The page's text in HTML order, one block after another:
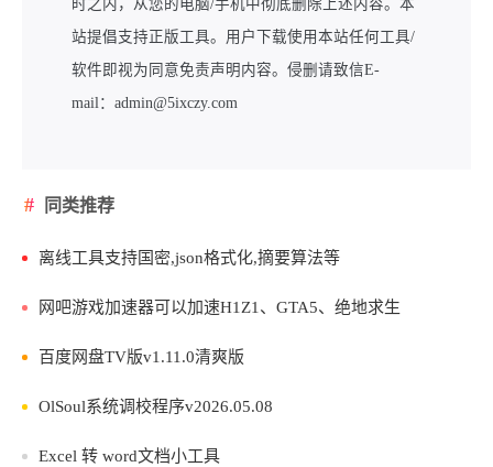
时之内，从您的电脑/手机中彻底删除上述内容。本
站提倡支持正版工具。用户下载使用本站任何工具/
软件即视为同意免责声明内容。侵删请致信E-
mail：admin@5ixczy.com
同类推荐
离线工具支持国密,json格式化,摘要算法等
网吧游戏加速器可以加速H1Z1、GTA5、绝地求生
百度网盘TV版v1.11.0清爽版
OlSoul系统调校程序v2026.05.08
Excel 转 word文档小工具